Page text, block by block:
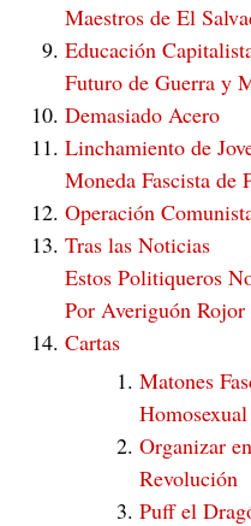
Maestros de El
Educación
Futuro de Guerra y
Demasiado Acero
Linchamiento de
Moneda Fascista de
Operación
Tras las Noticias
Estos Politiqueros
Por Averiguón Rojor
Cartas
Matones
Homosexual
Organizar
Revolución
Puff el